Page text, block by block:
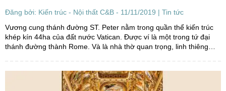
Đăng bởi: Kiến trúc - Nội thất C&B - 11/11/2019 | Tin tức
Vương cung thánh đường ST. Peter nằm trong quần thể kiến trúc
khép kín 44ha của đất nước Vatican. Được ví là một trong tứ đại
thánh đường thành Rome. Và là nhà thờ quan trọng, linh thiêng